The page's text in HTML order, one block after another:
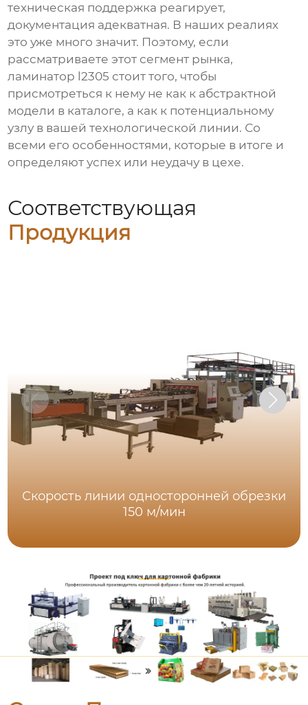
техническая поддержка реагирует,
документация адекватная. В наших реалиях
это уже много значит. Поэтому, если
рассматриваете этот сегмент рынка,
ламинатор l2305 стоит того, чтобы
присмотреться к нему не как к абстрактной
модели в каталоге, а как к потенциальному
узлу в вашей технологической линии. Со
всеми его особенностями, которые в итоге и
определяют успех или неудачу в цехе.
Соответствующая
Продукция
Скорость линии односторонней обрезки
150 м/мин